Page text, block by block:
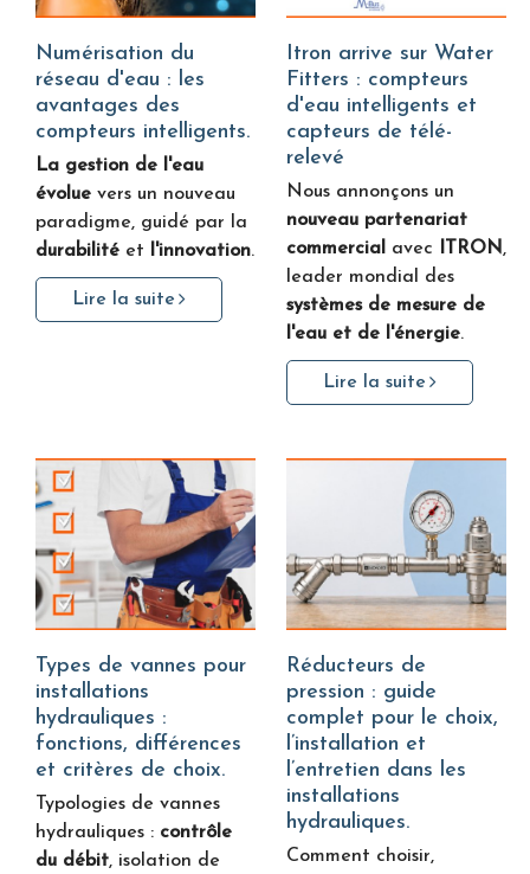
Numérisation du
réseau d'eau : les
avantages des
compteurs intelligents.
La gestion de l'eau
évolue vers un nouveau
paradigme, guidé par la
durabilité et l'innovation.
Lire la suite
Itron arrive sur Water
Fitters : compteurs
d'eau intelligents et
capteurs de télé-
relevé
Nous annonçons un
nouveau partenariat
commercial avec ITRON,
leader mondial des
systèmes de mesure de
l'eau et de l'énergie.
Lire la suite
Types de vannes pour
installations
hydrauliques :
fonctions, différences
et critères de choix.
Typologies de vannes
hydrauliques : contrôle
du débit, isolation de
Réducteurs de
pression : guide
complet pour le choix,
l’installation et
l’entretien dans les
installations
hydrauliques.
Comment choisir,